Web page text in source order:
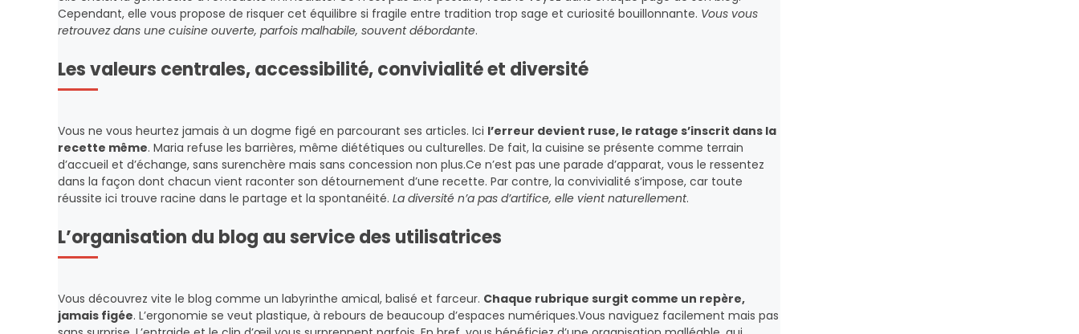
Cependant, elle vous propose de risquer cet équilibre si fragile entre tradition trop sage et curiosité bouillonnante. Vous vous
retrouvez dans une cuisine ouverte, parfois malhabile, souvent débordante.
Les valeurs centrales, accessibilité, convivialité et diversité
Vous ne vous heurtez jamais à un dogme figé en parcourant ses articles. Ici l’erreur devient ruse, le ratage s’inscrit dans la
recette même. Maria refuse les barrières, même diététiques ou culturelles. De fait, la cuisine se présente comme terrain
d’accueil et d’échange, sans surenchère mais sans concession non plus.Ce n’est pas une parade d’apparat, vous le ressentez
dans la façon dont chacun vient raconter son détournement d’une recette. Par contre, la convivialité s’impose, car toute
réussite ici trouve racine dans le partage et la spontanéité. La diversité n’a pas d’artifice, elle vient naturellement.
L’organisation du blog au service des utilisatrices
Vous découvrez vite le blog comme un labyrinthe amical, balisé et farceur. Chaque rubrique surgit comme un repère,
jamais figée. L’ergonomie se veut plastique, à rebours de beaucoup d’espaces numériques.Vous naviguez facilement mais pas